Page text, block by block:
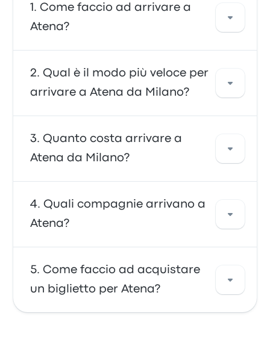
Come faccio ad arrivare a
Atena?
Puoi viaggiare in pullman, che consente di
arrivare direttamente a destinazione. In
alternativa, puoi prendere un taxi o utilizzare
un servizio di ride-sharing.
Qual è il modo più veloce per
arrivare a Atena da Milano?
Il modo più veloce per viaggiare da e per
Atena è in pullman, che consente di arrivare
sono spesso economici, affidabili e offrono
preferita di molti viaggiatori.
Quanto costa arrivare a
Atena da Milano?
Generalmente, un biglietto per viaggiare da
Atena a Milano costa circa 105 €. Il viaggio è
offerto da Calanda Viaggi Reisen e dura circa
19o 15m. Tieni presente che i prezzi possono
fascia oraria e alla stagione.
Quali compagnie arrivano a
Atena?
Puoi viaggiare con Calanda Viaggi Reisen per
raggiungere Atena. La compagnia offre 17
corse giornaliere, con il primo pullman che
parte alle 12:00 e l'ultimo pullman che parte
Come faccio ad acquistare
un biglietto per Atena?